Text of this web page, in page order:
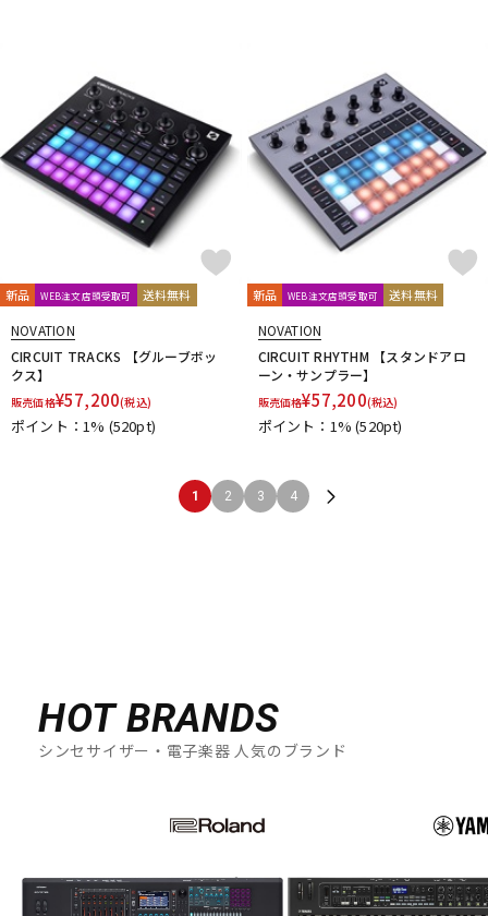
新品 WEB注文店頭受取可 送料無料
NOVATION
CIRCUIT TRACKS 【グルーブボッ
クス】
販売価格¥57,200(税込)
ポイント：1% (520pt)
新品 WEB注文店頭受取可 送料無料
NOVATION
CIRCUIT RHYTHM 【スタンドアロ
ーン・サンプラー】
販売価格¥57,200(税込)
ポイント：1%(520pt)
1 2 3 4
HOT BRANDS
シンセサイザー・電子楽器 人気のブランド